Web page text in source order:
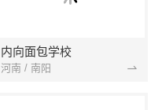
内向面包学校
河南 / 南阳